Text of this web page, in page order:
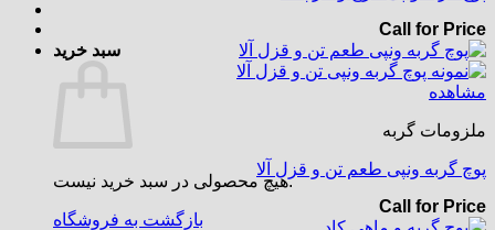
سبد خرید
هیچ محصولی در سبد خرید نیست.
بازگشت به فروشگاه
Call for Price
مشاهده
ملزومات گربه
پوچ گربه ونپی طعم تن و قزل آلا
Call for Price